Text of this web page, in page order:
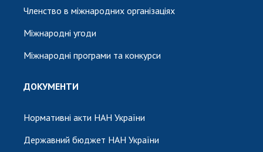
Членство в міжнародних організаціях
Міжнародні угоди
Міжнародні програми та конкурси
ДОКУМЕНТИ
Нормативні акти НАН України
Державний бюджет НАН України